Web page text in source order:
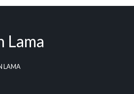
Lama
LAMA